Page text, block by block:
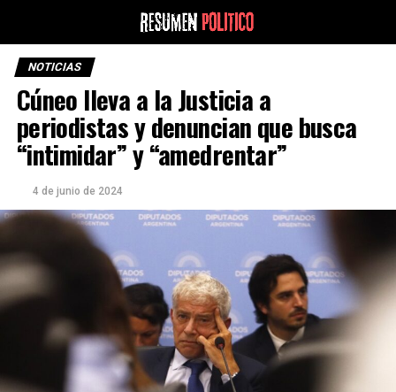
NOTICIAS
Cúneo lleva a la Justicia a
periodistas y denuncian que busca
“intimidar” y “amedrentar”
4 de junio de 2024